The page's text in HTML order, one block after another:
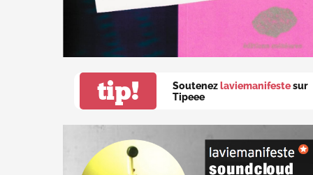
tip! Soutenez laviemanifestesur
Tipeee